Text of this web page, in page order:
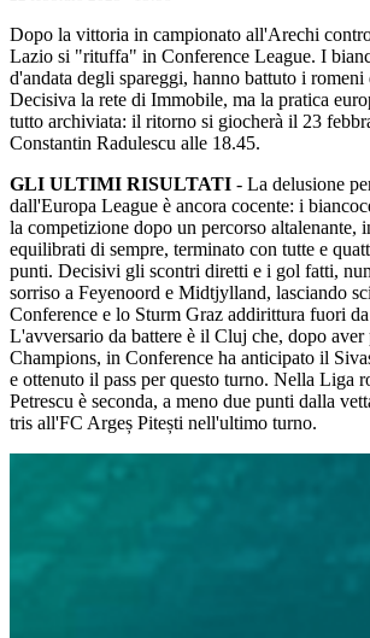
Dopo la vittoria in campionato all'Arechi
Lazio si "rituffa" in Conference League. I
d'andata degli spareggi, hanno battuto i
Decisiva la rete di Immobile, ma la pratica
tutto archiviata: il ritorno si giocherà il 23
Constantin Radulescu alle 18.45.
GLI ULTIMI RISULTATI - La delusione
dall'Europa League è ancora cocente: i
la competizione dopo un percorso altalenante,
equilibrati di sempre, terminato con tutte e
punti. Decisivi gli scontri diretti e i gol fatti,
sorriso a Feyenoord e Midtjylland, lasciando
Conference e lo Sturm Graz addirittura fuori
L'avversario da battere è il Cluj che, dopo aver
Champions, in Conference ha anticipato il
e ottenuto il pass per questo turno. Nella Liga
Petrescu è seconda, a meno due punti dalla
tris all'FC Argeș Pitești nell'ultimo turno.